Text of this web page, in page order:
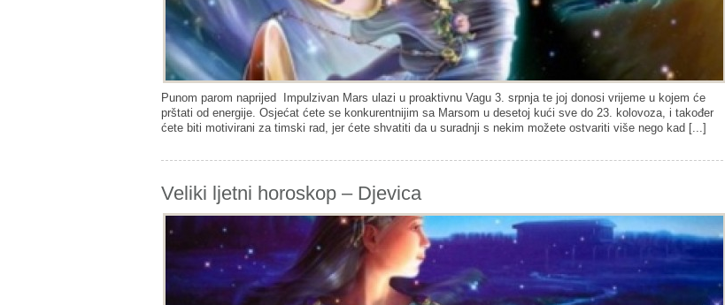
Punom parom naprijed Impulzivan Mars ulazi u proaktivnu Vagu 3. srpnja te joj donosi vrijeme u kojem će
prštati od energije. Osjećat ćete se konkurentnijim sa Marsom u desetoj kući sve do 23. kolovoza, i također
ćete biti motivirani za timski rad, jer ćete shvatiti da u suradnji s nekim možete ostvariti više nego kad [...]
Veliki ljetni horoskop – Djevica